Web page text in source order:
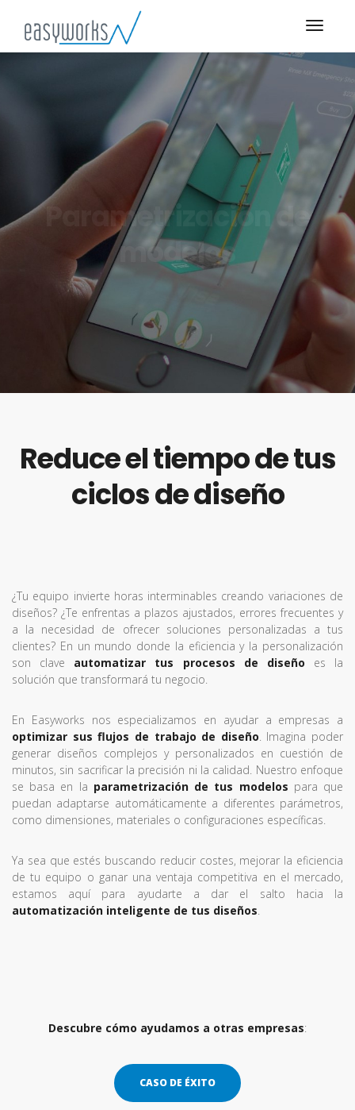
Parametrización de
modelos
Reduce el tiempo de tus
ciclos de diseño
¿Tu equipo invierte horas interminables creando variaciones de
diseños? ¿Te enfrentas a plazos ajustados, errores frecuentes y
a la necesidad de ofrecer soluciones personalizadas a tus
clientes? En un mundo donde la eficiencia y la personalización
son clave automatizar tus procesos de diseño es la
solución que transformará tu negocio.
En Easyworks nos especializamos en ayudar a empresas a
optimizar sus flujos de trabajo de diseño. Imagina poder
generar diseños complejos y personalizados en cuestión de
minutos, sin sacrificar la precisión ni la calidad. Nuestro enfoque
se basa en la parametrización de tus modelos para que
puedan adaptarse automáticamente a diferentes parámetros,
como dimensiones, materiales o configuraciones específicas.
Ya sea que estés buscando reducir costes, mejorar la eficiencia
de tu equipo o ganar una ventaja competitiva en el mercado,
estamos aquí para ayudarte a dar el salto hacia la
automatización inteligente de tus diseños.
Descubre cómo ayudamos a otras empresas:
CASO DE ÉXITO